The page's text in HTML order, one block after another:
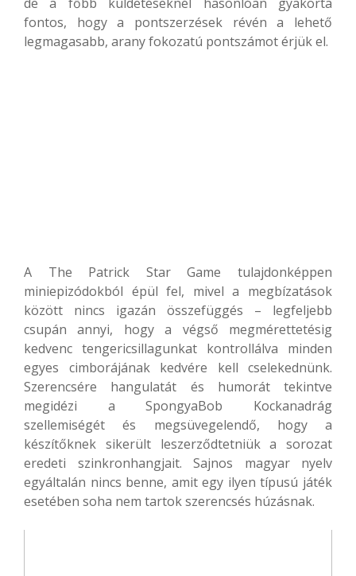
fontos, hogy a pontszerzések révén a lehető
legmagasabb, arany fokozatú pontszámot érjük el.
A The Patrick Star Game tulajdonképpen
miniepizódokból épül fel, mivel a megbízatások
között nincs igazán összefüggés – legfeljebb
csupán annyi, hogy a végső megmérettetésig
kedvenc tengericsillagunkat kontrollálva minden
egyes cimborájának kedvére kell cselekednünk.
Szerencsére hangulatát és humorát tekintve
megidézi a SpongyaBob Kockanadrág
szellemiségét és megsüvegelendő, hogy a
készítőknek sikerült leszerződtetniük a sorozat
eredeti szinkronhangjait. Sajnos magyar nyelv
egyáltalán nincs benne, amit egy ilyen típusú játék
esetében soha nem tartok szerencsés húzásnak.